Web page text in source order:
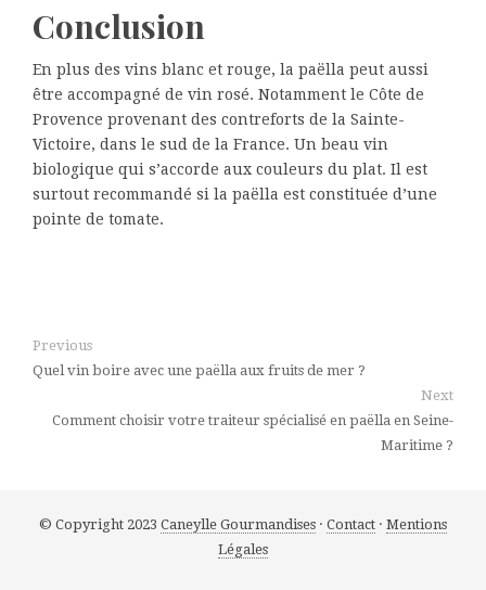
Conclusion
En plus des vins blanc et rouge, la paëlla peut aussi
être accompagné de vin rosé. Notamment le Côte de
Provence provenant des contreforts de la Sainte-
Victoire, dans le sud de la France. Un beau vin
biologique qui s’accorde aux couleurs du plat. Il est
surtout recommandé si la paëlla est constituée d’une
pointe de tomate.
Previous
Quel vin boire avec une paëlla aux fruits de mer ?
Next
Comment choisir votre traiteur spécialisé en paëlla en Seine-
Maritime ?
© Copyright 2023 Caneylle Gourmandises · Contact · Mentions
Légales